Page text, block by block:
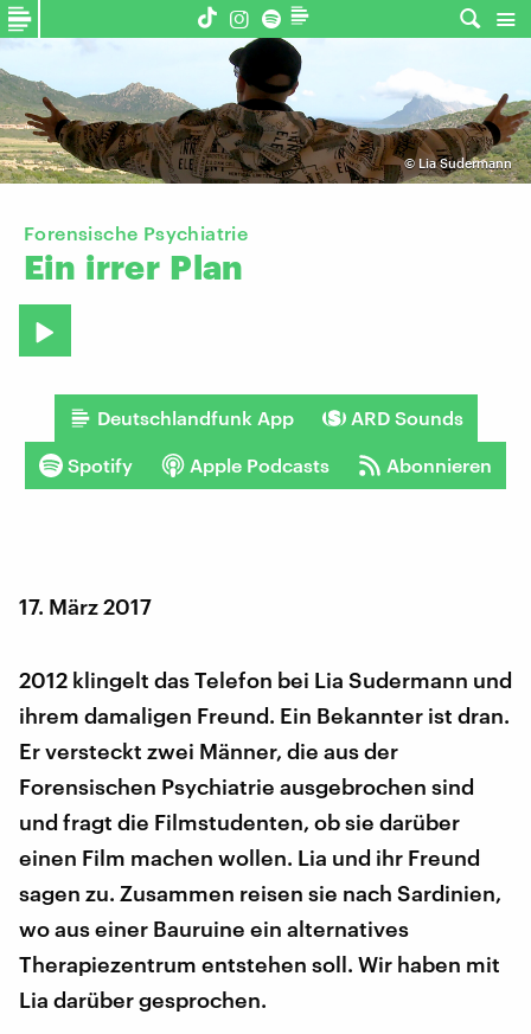
© Lia Sudermann
Forensische Psychiatrie
Ein irrer Plan
Deutschlandfunk App ARD Sounds
Spotify Apple Podcasts Abonnieren
17. März 2017
2012 klingelt das Telefon bei Lia Sudermann und
ihrem damaligen Freund. Ein Bekannter ist dran.
Er versteckt zwei Männer, die aus der
Forensischen Psychiatrie ausgebrochen sind
und fragt die Filmstudenten, ob sie darüber
einen Film machen wollen. Lia und ihr Freund
sagen zu. Zusammen reisen sie nach Sardinien,
wo aus einer Bauruine ein alternatives
Therapiezentrum entstehen soll. Wir haben mit
Lia darüber gesprochen.